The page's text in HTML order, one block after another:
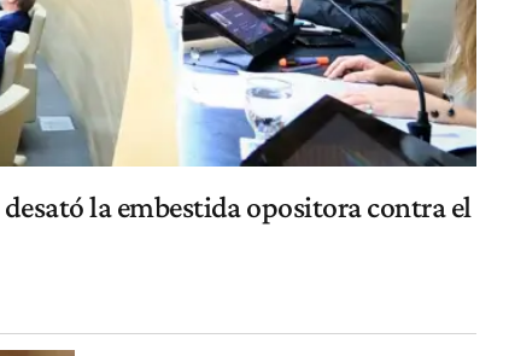
la embestida opositora contra el